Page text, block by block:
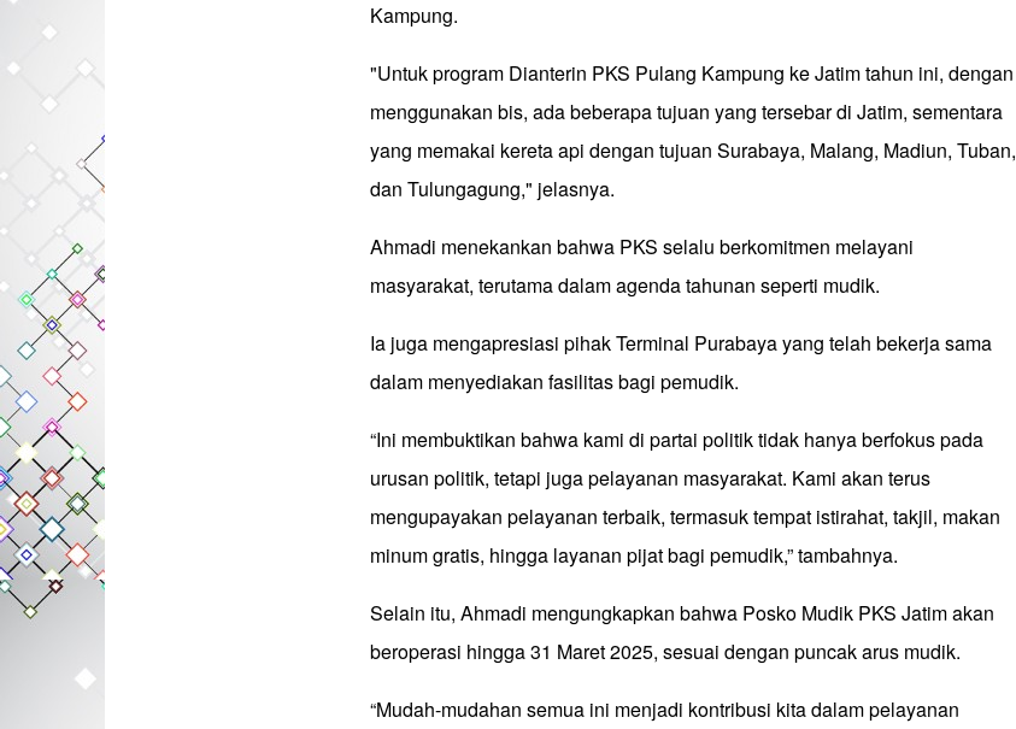
Kampung.
"Untuk program Dianterin PKS Pulang Kampung ke Jatim tahun ini, dengan
menggunakan bis, ada beberapa tujuan yang tersebar di Jatim, sementara
yang memakai kereta api dengan tujuan Surabaya, Malang, Madiun, Tuban,
dan Tulungagung," jelasnya.
Ahmadi menekankan bahwa PKS selalu berkomitmen melayani
masyarakat, terutama dalam agenda tahunan seperti mudik.
Ia juga mengapresiasi pihak Terminal Purabaya yang telah bekerja sama
dalam menyediakan fasilitas bagi pemudik.
“Ini membuktikan bahwa kami di partai politik tidak hanya berfokus pada
urusan politik, tetapi juga pelayanan masyarakat. Kami akan terus
mengupayakan pelayanan terbaik, termasuk tempat istirahat, takjil, makan
minum gratis, hingga layanan pijat bagi pemudik,” tambahnya.
Selain itu, Ahmadi mengungkapkan bahwa Posko Mudik PKS Jatim akan
beroperasi hingga 31 Maret 2025, sesuai dengan puncak arus mudik.
“Mudah-mudahan semua ini menjadi kontribusi kita dalam pelayanan